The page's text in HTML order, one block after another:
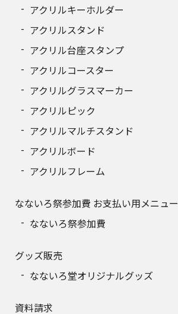
アクリルキーホルダー
アクリルスタンド
アクリル台座スタンプ
アクリルコースター
アクリルグラスマーカー
アクリルピック
アクリルマルチスタンド
アクリルボード
アクリルフレーム
なないろ祭参加費 お支払い用メニュー
なないろ祭参加費
グッズ販売
なないろ堂オリジナルグッズ
資料請求